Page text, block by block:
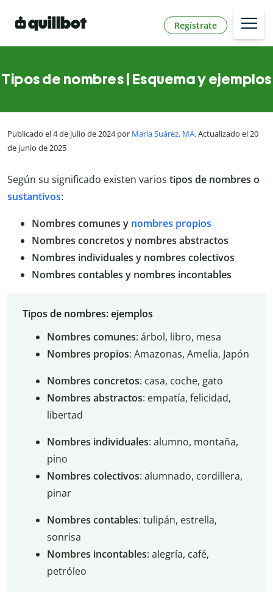
Regístrate
Tipos de nombres | Esquema y ejemplos
Publicado el 4 de julio de 2024 por María Suárez, MA. Actualizado el 20
de junio de 2025
Según su significado existen varios tipos de nombres o
sustantivos:
Nombres comunes y nombres propios
Nombres concretos y nombres abstractos
Nombres individuales y nombres colectivos
Nombres contables y nombres incontables
Tipos de nombres: ejemplos
Nombres comunes: árbol, libro, mesa
Nombres propios: Amazonas, Amelia, Japón
Nombres concretos: casa, coche, gato
Nombres abstractos: empatía, felicidad,
libertad
Nombres individuales: alumno, montaña,
pino
Nombres colectivos: alumnado, cordillera,
pinar
Nombres contables: tulipán, estrella,
sonrisa
Nombres incontables: alegría, café,
petróleo